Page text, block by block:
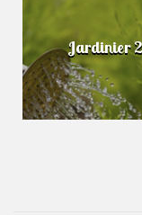
Jardinier